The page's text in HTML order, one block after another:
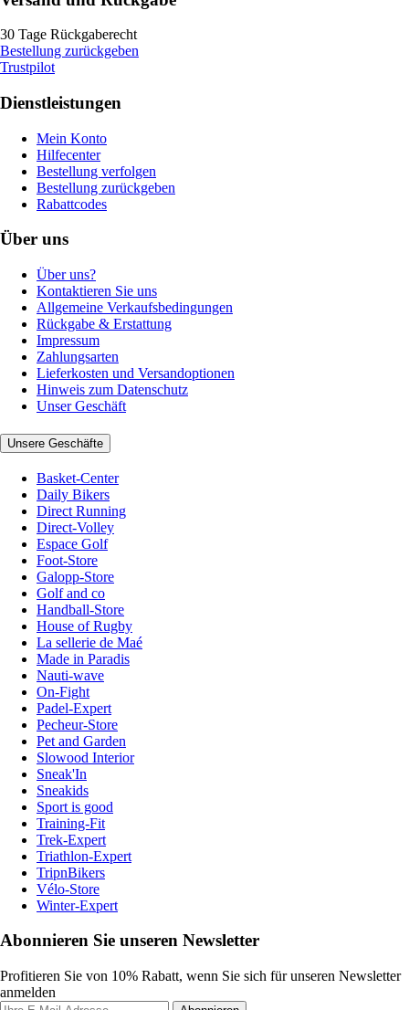
30 Tage Rückgaberecht
Bestellung zurückgeben
Trustpilot
Dienstleistungen
Mein Konto
Hilfecenter
Bestellung verfolgen
Bestellung zurückgeben
Rabattcodes
Über uns
Über uns?
Kontaktieren Sie uns
Allgemeine Verkaufsbedingungen
Rückgabe & Erstattung
Impressum
Zahlungsarten
Lieferkosten und Versandoptionen
Hinweis zum Datenschutz
Unser Geschäft
Unsere Geschäfte
Basket-Center
Daily Bikers
Direct Running
Direct-Volley
Espace Golf
Foot-Store
Galopp-Store
Golf and co
Handball-Store
House of Rugby
La sellerie de Maé
Made in Paradis
Nauti-wave
On-Fight
Padel-Expert
Pecheur-Store
Pet and Garden
Slowood Interior
Sneak'In
Sneakids
Sport is good
Training-Fit
Trek-Expert
Triathlon-Expert
TripnBikers
Vélo-Store
Winter-Expert
Abonnieren Sie unseren Newsletter
Profitieren Sie von 10% Rabatt, wenn Sie sich für unseren Newsletter
anmelden